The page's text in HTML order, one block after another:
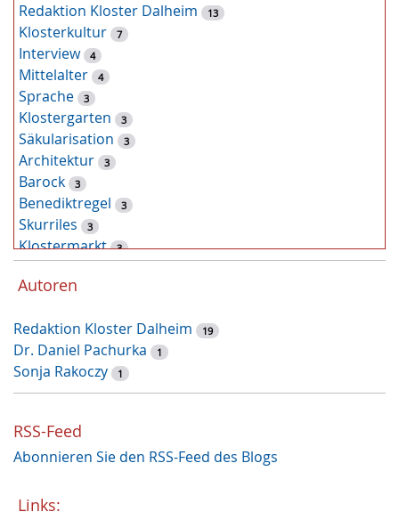
Redaktion Kloster Dalheim 13
Klosterkultur 7
Interview 4
Mittelalter 4
Sprache 3
Klostergarten 3
Säkularisation 3
Architektur 3
Barock 3
Benediktregel 3
Skurriles 3
Klostermarkt 3
Kunst
Tiere 2
Latein 2
Zufallsfund 2
Augustinus von Hippo
Weihnachtszeit 1
Restauruierung
Et labora 1
Fasten
Autoren
Redaktion Kloster Dalheim 19
Dr. Daniel Pachurka 1
Sonja Rakoczy 1
RSS-Feed
Abonnieren Sie den RSS-Feed des Blogs
Links: